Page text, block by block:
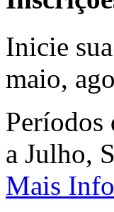
Inicie
maio,
Períodos
a Julho,
Mais